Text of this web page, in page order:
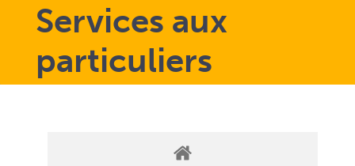
Services aux
particuliers